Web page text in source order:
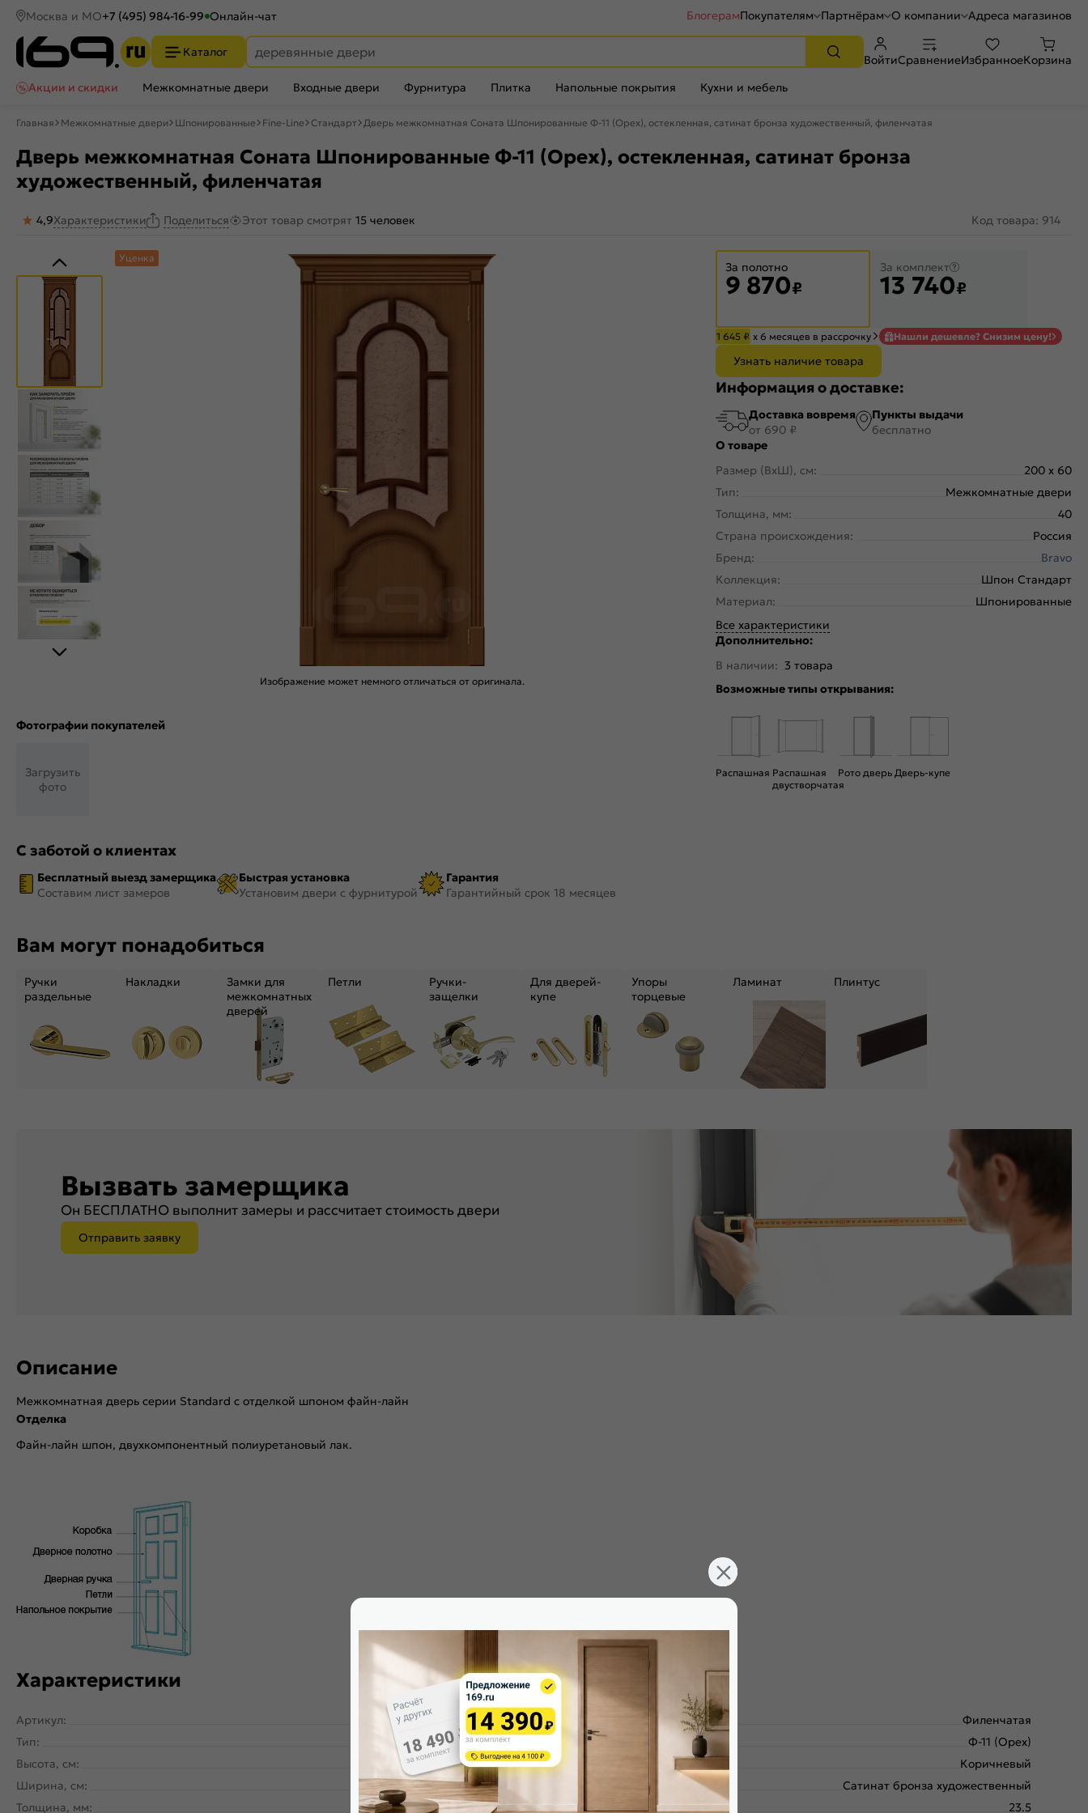
Москва и МО+7 (495) 984-16-99 Онлайн-чат БлогерамПокупателям Партнёрам О компании Адреса магазинов
Каталог
ВойтиСравнениеИзбранноеКорзина
Акции и скидки
Межкомнатные двери Входные двери Фурнитура Плитка Напольные покрытия Кухни и мебель
Главная Межкомнатные двери Шпонированные Fine-Line Стандарт Дверь межкомнатная Соната Шпонированные Ф-11 (Орех), остекленная, сатинат бронза художественный, филенчатая
Дверь межкомнатная Соната Шпонированные Ф-11 (Орех), остекленная, сатинат бронза
художественный, филенчатая
4,9Характеристики Поделиться Этот товар смотрят 15 человек Код товара: 914
Уценка
Изображение может немного отличаться от оригинала.
Фотографии покупателей
Загрузить
фото
С заботой о клиентах
Бесплатный выезд замерщика
Составим лист замеров
Быстрая установка
Установим двери с фурнитурой
Гарантия
Гарантийный срок 18 месяцев
За полотно
9 870₽
За комплект
13 740₽
1 645 ₽ х 6 месяцев в рассрочку Нашли дешевле? Снизим цену!
Узнать наличие товара
Информация о доставке:
Доставка вовремя
от 690 ₽
Пункты выдачи
бесплатно
О товаре
Размер (ВхШ), см:
200 x 60
Тип:
Межкомнатные двери
Толщина, мм:
40
Страна происхождения:
Россия
Бренд:
Bravo
Коллекция:
Шпон Стандарт
Материал:
Шпонированные
Все характеристики
Дополнительно:
В наличии: 3 товара
Возможные типы открывания:
Распашная Распашная
двустворчатая
Рото дверь Дверь-купе
Вам могут понадобиться
Ручки
раздельные
Накладки
Замки для
межкомнатных
дверей
Петли
Ручки-
защелки
Для дверей-
купе
Упоры
торцевые
Ламинат Плинтус
Вызвать замерщика
Он БЕСПЛАТНО выполнит замеры и рассчитает стоимость двери
Отправить заявку
Описание
Межкомнатная дверь серии Standard с отделкой шпоном файн-лайн
Отделка
Файн-лайн шпон, двухкомпонентный полиуретановый лак.
Характеристики
Артикул:
003-0225
Тип:
Межкомнатные двери
Высота, см:
200
Ширина, см:
60
Толщина, мм:
40
Конструкция двери:
Филенчатая
Ф-11 (Орех)
Общий цвет:
Коричневый
Сатинат бронза художественный
Вес, кг:
23.5